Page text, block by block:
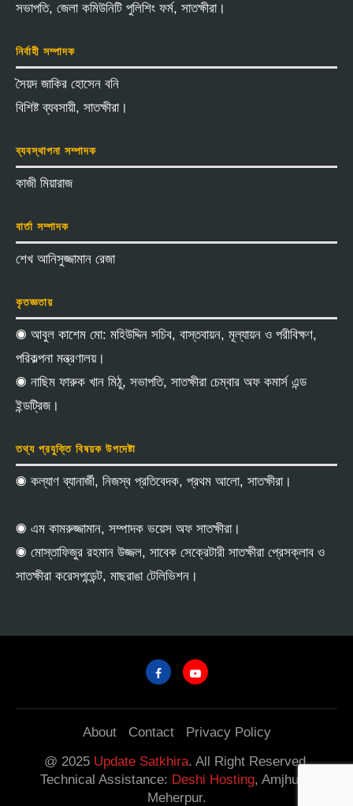
সভাপতি, জেলা কমিউনিটি পুলিশিং ফর্ম, সাতক্ষীরা।
নির্বাহী সম্পাদক
সৈয়দ জাকির হোসেন বনি
বিশিষ্ট ব্যবসায়ী, সাতক্ষীরা।
ব্যবস্থাপনা সম্পাদক
কাজী মিয়ারাজ
বার্তা সম্পাদক
শেখ আনিসুজ্জামান রেজা
কৃতজ্ঞতায়
◉ আবুল কাশেম মো: মহিউদ্দিন সচিব, বাস্তবায়ন, মূল্যায়ন ও পরীবিক্ষণ,
পরিকল্পনা মন্ত্রণালয়।
◉ নাছিম ফারুক খান মিঠু, সভাপতি, সাতক্ষীরা চেম্বার অফ কমার্স এন্ড
ইন্ডট্রিজ।
তথ্য প্রযুক্তি বিষয়ক উপদেষ্টা
◉ কল্যাণ ব্যানার্জী, নিজস্ব প্রতিবেদক, প্রথম আলো, সাতক্ষীরা।
◉ এম কামরুজ্জামান, সম্পাদক ভয়েস অফ সাতক্ষীরা।
◉ মোস্তাফিজুর রহমান উজ্জল, সাবেক সেক্রেটারী সাতক্ষীরা প্রেসক্লাব ও
সাতক্ষীরা করেসপন্ডেন্ট, মাছরাঙা টেলিভিশন।
About Contact
Privacy Policy
@ 2025 Update Satkhira. All Right Reserved.
Technical Assistance: Deshi Hosting, Amjhupi,
Meherpur.